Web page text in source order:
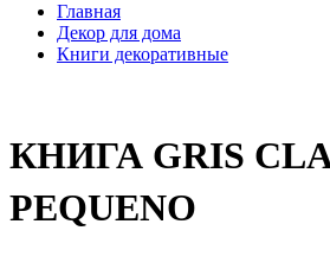
Главная
Декор для дома
Книги декоративные
КНИГА GRIS
PEQUENO